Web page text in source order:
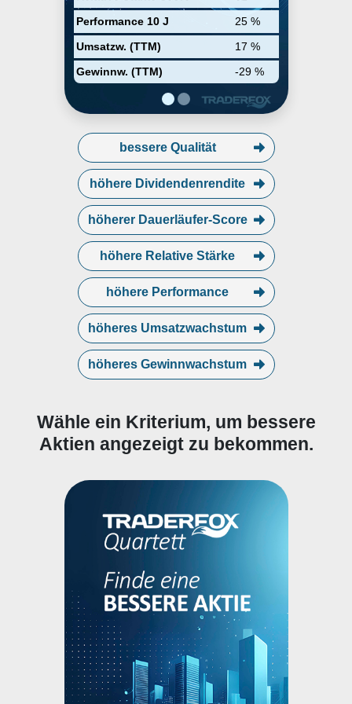
Performance 10 J
25 %
Umsatzw. (TTM)
17 %
Gewinnw. (TTM)
-29 %
related businesses. The Spare
Parts Sales segment includes the
purchase and resale of after-
market engine parts, whole
engines, engine modules, and
portable aircraft components. The
company was founded by Charles
F. Willis, IV in 1985 and is
FL.
bessere Qualität
höhere Dividendenrendite
höherer Dauerläufer-Score
höhere Relative Stärke
höhere Performance
höheres Umsatzwachstum
höheres Gewinnwachstum
Wähle ein Kriterium, um bessere
Aktien angezeigt zu bekommen.